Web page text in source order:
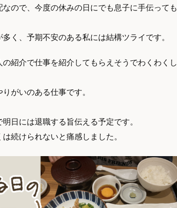
ので、今度の休みの日にでも息子に手伝っても
く、予期不安のある私には結構ツライです。
紹介で仕事を紹介してもらえそうでわくわくし
がいのある仕事です。
日には退職する旨伝える予定です。
続けられないと痛感しました。